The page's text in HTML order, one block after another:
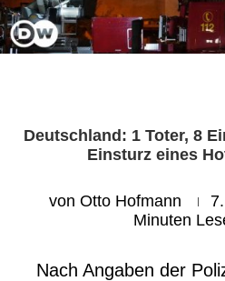
Deutschland: 1 Toter, 8
Einsturz eines
von Otto Hofmann
Minuten
Nach Angaben der